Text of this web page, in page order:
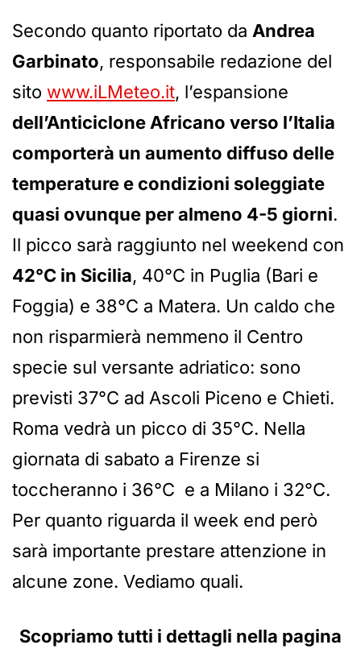
Secondo quanto riportato da Andrea
Garbinato, responsabile redazione del
sito www.iLMeteo.it, l’espansione
dell’Anticiclone Africano verso l’Italia
comporterà un aumento diffuso delle
temperature e condizioni soleggiate
quasi ovunque per almeno 4-5 giorni.
Il picco sarà raggiunto nel weekend con
42°C in Sicilia, 40°C in Puglia (Bari e
Foggia) e 38°C a Matera. Un caldo che
non risparmierà nemmeno il Centro
specie sul versante adriatico: sono
previsti 37°C ad Ascoli Piceno e Chieti.
Roma vedrà un picco di 35°C. Nella
giornata di sabato a Firenze si
toccheranno i 36°C e a Milano i 32°C.
Per quanto riguarda il week end però
sarà importante prestare attenzione in
alcune zone. Vediamo quali.
Scopriamo tutti i dettagli nella pagina